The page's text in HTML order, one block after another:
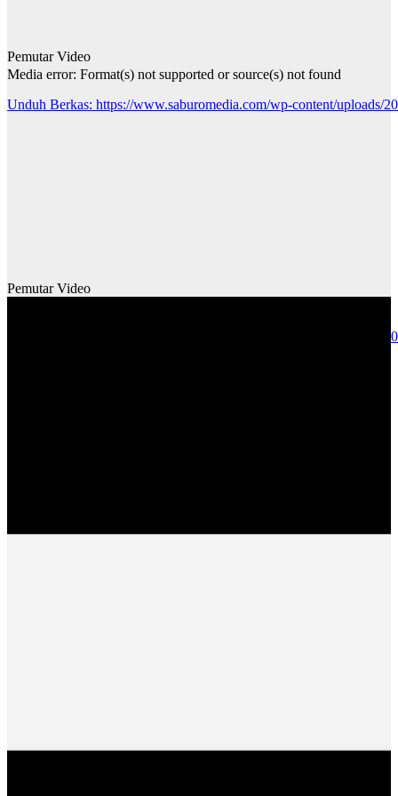
Media error: Format(s) not supported or source(s) not found
Unduh Berkas: https://www.saburomedia.com/wp-content/uploads/
Pemutar Video
Unduh Berkas: https://www.saburomedia.com/wp-content/
Pemutar Video